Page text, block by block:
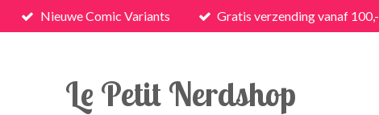
Nieuwe Comic Variants Gratis verzending vanaf 100,-
Le Petit Nerdshop